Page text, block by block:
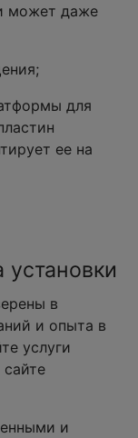
может даже
для
ее на
в
и опыта в
услуги
и